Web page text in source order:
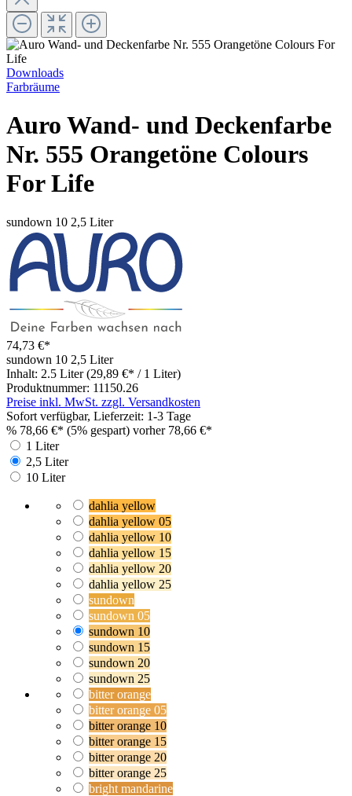
Downloads
Farbräume
Auro Wand- und Deckenfarbe
Nr. 555 Orangetöne Colours
For Life
sundown 10 2,5 Liter
74,73 €*
sundown 10 2,5 Liter
Inhalt: 2.5 Liter (29,89 €* / 1 Liter)
Produktnummer: 11150.26
Preise inkl. MwSt. zzgl. Versandkosten
Sofort verfügbar, Lieferzeit: 1-3 Tage
% 78,66 €* (5% gespart) vorher 78,66 €*
1 Liter
2,5 Liter
10 Liter
dahlia yellow
dahlia yellow 05
dahlia yellow 10
dahlia yellow 15
dahlia yellow 20
dahlia yellow 25
sundown
sundown 05
sundown 10
sundown 15
sundown 20
sundown 25
bitter orange
bitter orange 05
bitter orange 10
bitter orange 15
bitter orange 20
bitter orange 25
bright mandarine